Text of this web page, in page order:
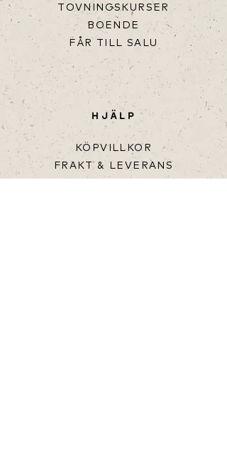
TOVNINGSKURSER
BOENDE
FÅR TILL SALU
HJÄLP
KÖPVILLKOR
FRAKT & LEVERANS
FAQ